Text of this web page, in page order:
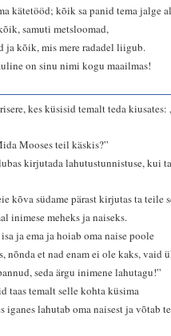
kätetööd; kõik sa panid tema jalge
samuti metsloomad,
ja kõik, mis mere radadel liigub.
on sinu nimi kogu maailmas!
kes küsisid temalt teda kiusates:
Mooses teil käskis?”
kirjutada lahutustunnistuse, kui
kõva südame pärast kirjutas ta teile
inimese meheks ja naiseks.
ja ema ja hoiab oma naise poole
nõnda et nad enam ei ole kaks, vaid
seda ärgu inimene lahutagu!”
taas temalt selle kohta küsima
iganes lahutab oma naisest ja võtab